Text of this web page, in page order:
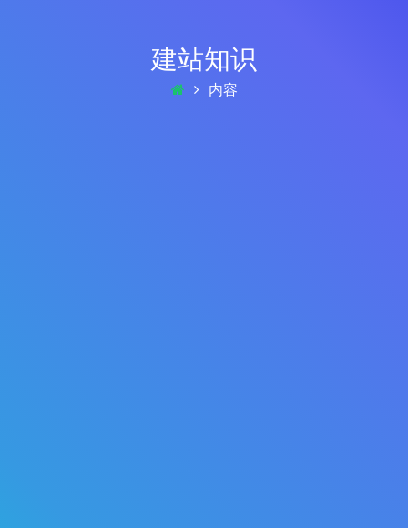
建站知识
内容